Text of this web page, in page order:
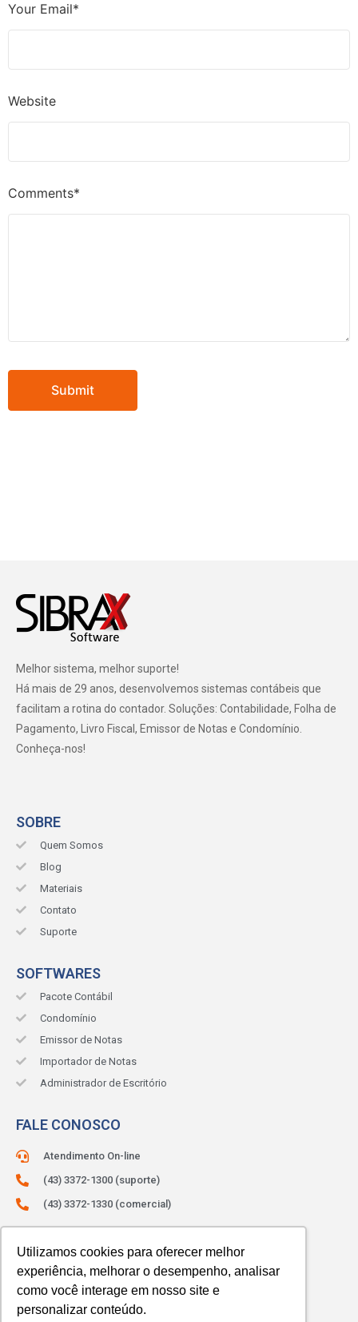
Utilizamos cookies para oferecer melhor
experiência, melhorar o desempenho, analisar
como você interage em nosso site e
personalizar conteúdo.
Comments*
Your Email*
Website
Melhor sistema, melhor suporte!
Há mais de 29 anos, desenvolvemos sistemas contábeis que
facilitam a rotina do contador. Soluções: Contabilidade, Folha de
Pagamento, Livro Fiscal, Emissor de Notas e Condomínio.
Conheça-nos!
SOBRE
Quem Somos
Blog
Materiais
Contato
Suporte
SOFTWARES
Pacote Contábil
Condomínio
Emissor de Notas
Importador de Notas
Administrador de Escritório
FALE CONOSCO
Atendimento On-line
(43) 3372-1300 (suporte)
(43) 3372-1330 (comercial)
ATENDIMENTO:Segunda à sexta.
Das 8h às 12h e das 13h às 18h.